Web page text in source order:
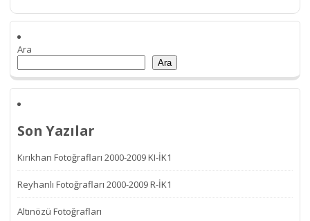
Ara
Ara
Son Yazılar
Kırıkhan Fotoğrafları 2000-2009 KI-İK1
Reyhanlı Fotoğrafları 2000-2009 R-İK1
Altınözü Fotoğrafları